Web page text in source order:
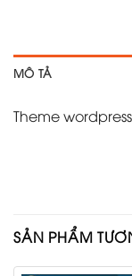
MÔ TẢ
Theme
SẢN PHẨM